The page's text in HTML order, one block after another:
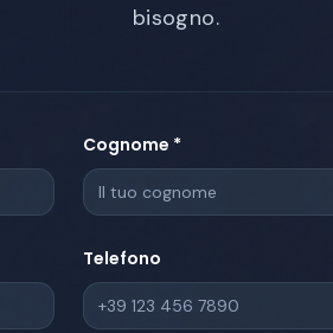
bisogno.
Cognome *
Telefono